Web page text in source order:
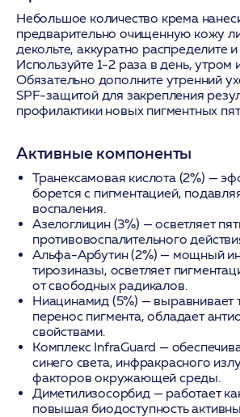
Небольшое количество крема
предварительно очищенную кожу
декольте, аккуратно распределите и
Используйте 1-2 раза в день, утром
Обязательно дополните утренний
SPF-защитой для закрепления
профилактики новых пигментных
Активные компоненты
Транексамовая кислота (2%) —
борется с пигментацией,
воспаления.
Азелоглицин (3%) — осветляет
противовоспалительного
Альфа-Арбутин (2%) — мощный
тирозиназы, осветляет
от свободных радикалов.
Ниацинамид (5%) — выравнивает
перенос пигмента, обладает
свойствами.
Комплекс InfraGuard —
синего света, инфракрасного
факторов окружающей среды.
Диметилизосорбид— работает
повышая биодоступность